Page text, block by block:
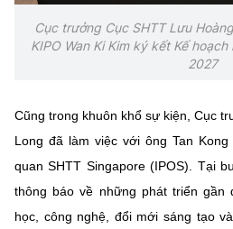
Cục trưởng Cục SHTT Lưu
KIPO Wan Ki Kim ký kết Kế
2027
Cũng trong khuôn khổ sự kiện, Cục
Long đã làm việc với ông Tan
quan SHTT Singapore (IPOS). Tại
thông báo về những phát triển gần
học, công nghệ, đổi mới sáng tạo